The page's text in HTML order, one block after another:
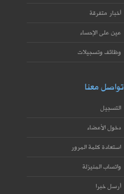
أخبار متفرقة
عين على الإحساء
وظائف وتسجيلات
تواصل معنا
التسجيل
دخول الأعضاء
استعادة كلمة المرور
واتساب المنيزلة
أرسل خبرا